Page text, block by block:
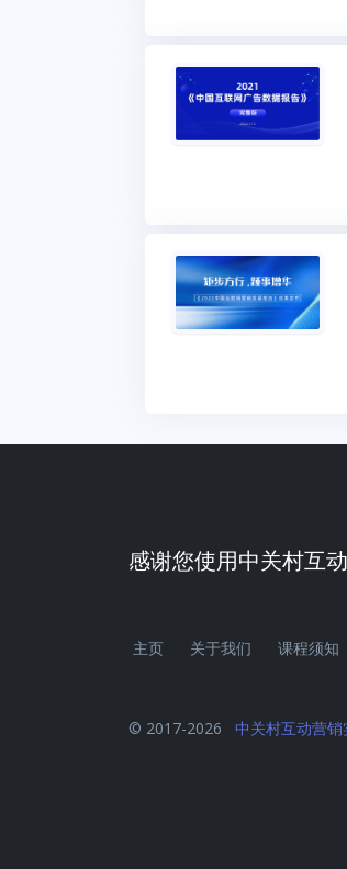
感谢您使用中关村互
主页 关于我们 课程须知
© 2017-2026 中关村互动营销